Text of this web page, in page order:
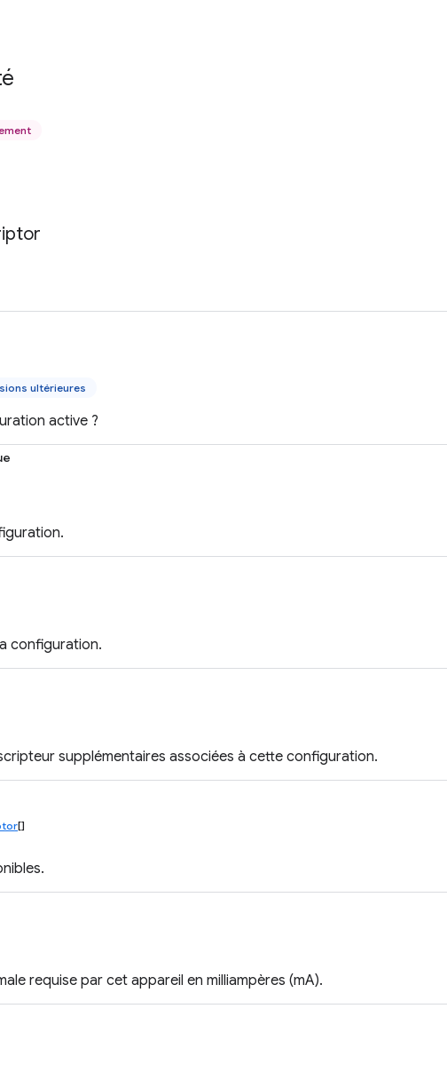
ultérieures
active ?
configuration.
supplémentaires associées à cette configuration.
[]
requise par cet appareil en milliampères (mA).